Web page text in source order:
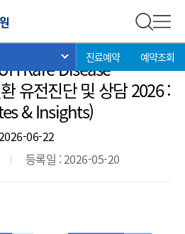
전체 검
서브 메뉴 목록 열기
진료예약 예약조회
Rare Disease
유전진단 및 상담 2026 :
& Insights)
06-22
등록일 : 2026-05-20